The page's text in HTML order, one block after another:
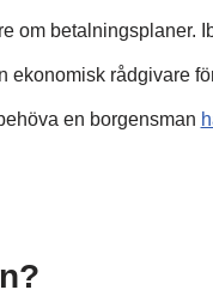
om betalningsplaner.
ekonomisk rådgivare
en borgensman